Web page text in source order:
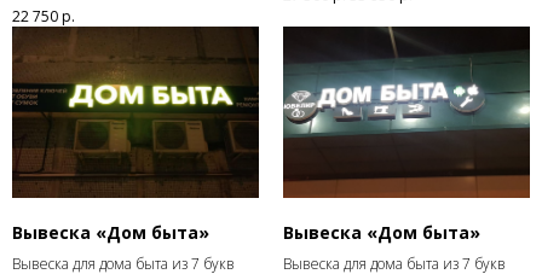
22 750р.
Вывеска «Дом быта»
Вывеска для дома быта из 7 букв
Вывеска «Дом быта»
Вывеска для дома быта из 7 букв